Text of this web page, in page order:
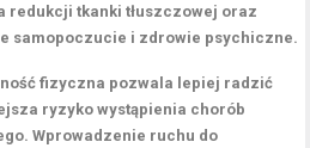
redukcji tkanki tłuszczowej oraz
samopoczucie i zdrowie psychiczne.
fizyczna pozwala lepiej radzić
ryzyko wystąpienia chorób
. Wprowadzenie ruchu do